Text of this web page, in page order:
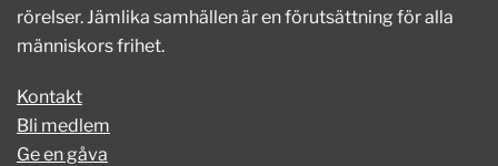
rörelser. Jämlika samhällen är en förutsättning för alla
människors frihet.
Kontakt
Bli medlem
Ge en gåva